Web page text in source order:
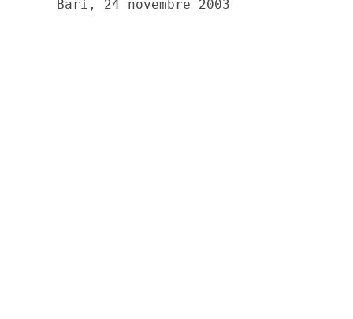
    Bari, 24 novembre 2003